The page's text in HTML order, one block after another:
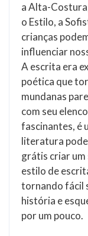
a Alta-
o Estilo, a
crianças
influenciar
A escrita era
poética que
mundanas
com seu
fascinantes, é
literatura
grátis criar
estilo de
tornando fácil
história e
por um pouco.